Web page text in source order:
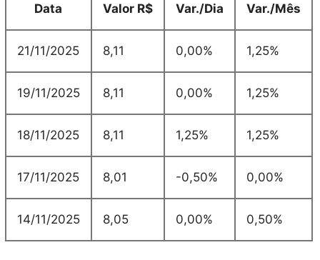
Data Valor R$ Var./Dia Var./Mês
21/11/2025 8,11 0,00% 1,25%
19/11/2025 8,11 0,00% 1,25%
18/11/2025 8,11 1,25% 1,25%
17/11/2025 8,01 -0,50% 0,00%
14/11/2025 8,05 0,00% 0,50%